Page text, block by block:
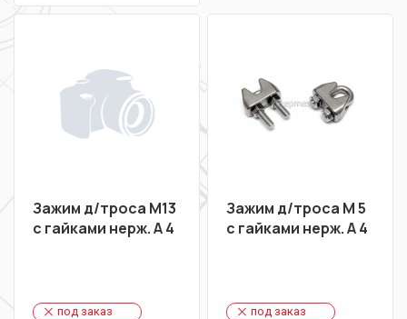
Зажим д/троса М13
с гайками нерж. A 4
под заказ
Зажим д/троса М 5
с гайками нерж. A 4
под заказ